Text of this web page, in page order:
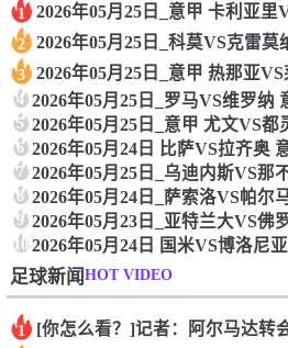
1 2026年05月25日_意甲 卡利亚
2 2026年05月25日_科莫VS克雷
3 2026年05月25日_意甲 热那亚
4 2026年05月25日_罗马VS维罗纳
5 2026年05月25日_意甲 尤文VS
6 2026年05月24日 比萨VS拉齐奥
7 2026年05月25日_乌迪内斯VS那
8 2026年05月24日_萨索洛VS帕尔
9 2026年05月23日_亚特兰大VS佛
102026年05月24日 国米VS博洛尼
足球新闻HOT VIDEO
1